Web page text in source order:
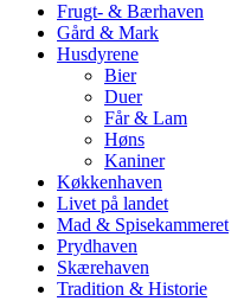
Frugt- & Bærhaven
Gård & Mark
Husdyrene
Bier
Duer
Får & Lam
Høns
Kaniner
Køkkenhaven
Livet på landet
Mad & Spisekammeret
Prydhaven
Skærehaven
Tradition & Historie